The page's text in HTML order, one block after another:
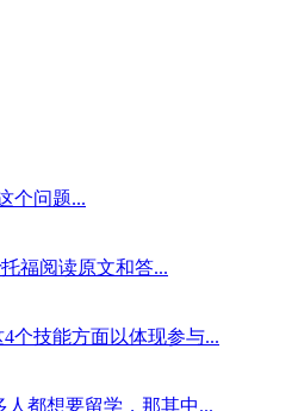
个问题...
福阅读原文和答...
个技能方面以体现参与...
都想要留学，那其中...